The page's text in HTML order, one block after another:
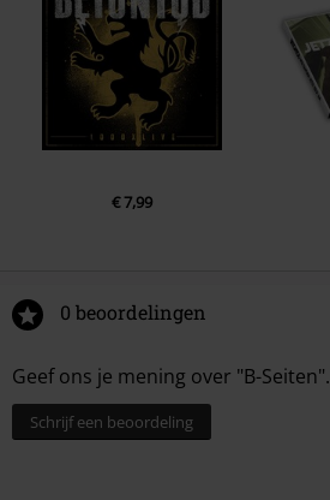
Traum von Freiheit (Stromlos)
Für immer das Problem
Komm in meine Arme
€ 7,99
0 beoordelingen
Geef ons je mening over "B-Seiten".
Schrijf een beoordeling